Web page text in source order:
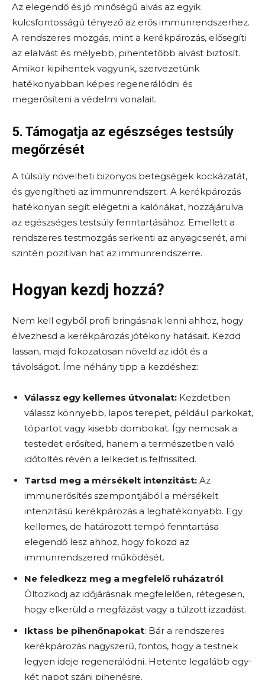
Az elegendő és jó minőségű alvás az egyik
kulcsfontosságú tényező az erős immunrendszerhez.
A rendszeres mozgás, mint a kerékpározás, elősegíti
az elalvást és mélyebb, pihentetőbb alvást biztosít.
Amikor kipihentek vagyunk, szervezetünk
hatékonyabban képes regenerálódni és
megerősíteni a védelmi vonalait.
5. Támogatja az egészséges testsúly
megőrzését
A túlsúly növelheti bizonyos betegségek kockázatát,
és gyengítheti az immunrendszert. A kerékpározás
hatékonyan segít elégetni a kalóriákat, hozzájárulva
az egészséges testsúly fenntartásához. Emellett a
rendszeres testmozgás serkenti az anyagcserét, ami
szintén pozitívan hat az immunrendszerre.
Hogyan kezdj hozzá?
Nem kell egyből profi bringásnak lenni ahhoz, hogy
élvezhesd a kerékpározás jótékony hatásait. Kezdd
lassan, majd fokozatosan növeld az időt és a
távolságot. Íme néhány tipp a kezdéshez:
Válassz egy kellemes útvonalat: Kezdetben
válassz könnyebb, lapos terepet, például parkokat,
tópartot vagy kisebb dombokat. Így nemcsak a
testedet erősíted, hanem a természetben való
időtöltés révén a lelkedet is felfrissíted.
Tartsd meg a mérsékelt intenzitást: Az
immunerősítés szempontjából a mérsékelt
intenzitású kerékpározás a leghatékonyabb. Egy
kellemes, de határozott tempó fenntartása
elegendő lesz ahhoz, hogy fokozd az
immunrendszered működését.
Ne feledkezz meg a megfelelő ruházatról:
Öltözködj az időjárásnak megfelelően, rétegesen,
hogy elkerüld a megfázást vagy a túlzott izzadást.
Iktass be pihenőnapokat: Bár a rendszeres
kerékpározás nagyszerű, fontos, hogy a testnek
legyen ideje regenerálódni. Hetente legalább egy-
két napot szánj pihenésre.